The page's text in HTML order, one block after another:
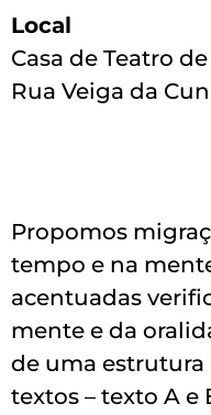
Local
Casa de Teatro
Rua Veiga da
Propomos
tempo e na
acentuadas
mente e da
de uma
textos – texto A e